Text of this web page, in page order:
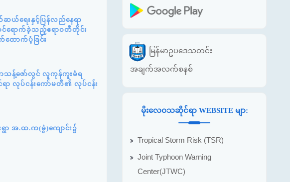
ယ်ရေးနှင့်ပြန်လည်နေရာ
ေဝင်ရောက်ခဲ့သည့်ဧရာဝတီတိုင်း
ောက်ပံ့ခြင်း
ာသန့်ဇော်လွင် လူကုန်ကူးခံရ
ရာ လုပ်ငန်းကော်မတီ၏ လုပ်ငန်း
ရွာ အ.ထ.က(ခွဲ)ကျောင်း၌
မြန်မာဥပဒေသတင်း
အချက်အလက်စနစ်
မိုးလေဝသဆိုင်ရာ WEBSITE မျာ:
Tropical Storm Risk (TSR)
Joint Typhoon Warning
Center(JTWC)